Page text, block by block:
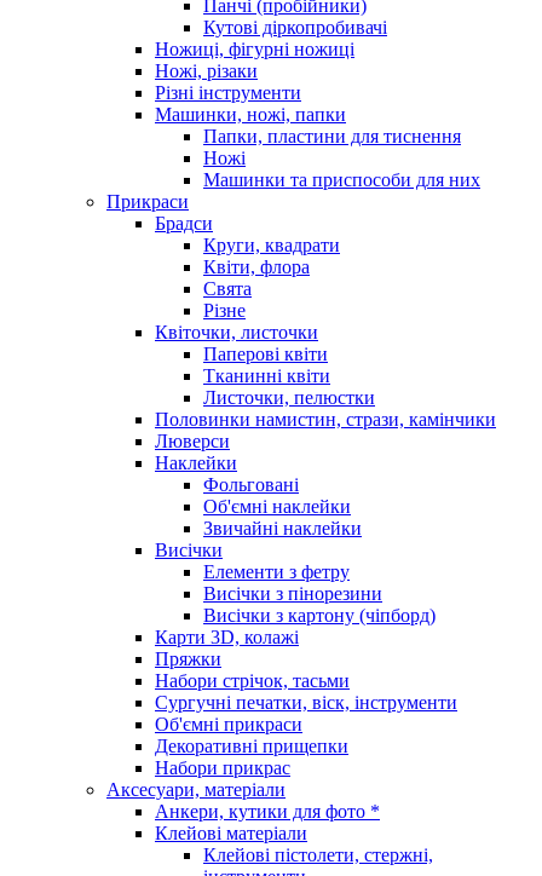
Панчі (пробійники)
Кутові діркопробивачі
Ножиці, фігурні ножиці
Ножі, різаки
Різні інструменти
Машинки, ножі, папки
Папки, пластини для тиснення
Ножі
Машинки та приспособи для них
Прикраси
Брадси
Круги, квадрати
Квіти, флора
Свята
Різне
Квіточки, листочки
Паперові квіти
Тканинні квіти
Листочки, пелюстки
Половинки намистин, стрази, камінчики
Люверси
Наклейки
Фольговані
Об'ємні наклейки
Звичайні наклейки
Висічки
Елементи з фетру
Висічки з пінорезини
Висічки з картону (чіпборд)
Карти 3D, колажі
Пряжки
Набори стрічок, тасьми
Сургучні печатки, віск, інструменти
Об'ємні прикраси
Декоративні прищепки
Набори прикрас
Аксесуари, матеріали
Анкери, кутики для фото *
Клейові матеріали
Клейові пістолети, стержні,